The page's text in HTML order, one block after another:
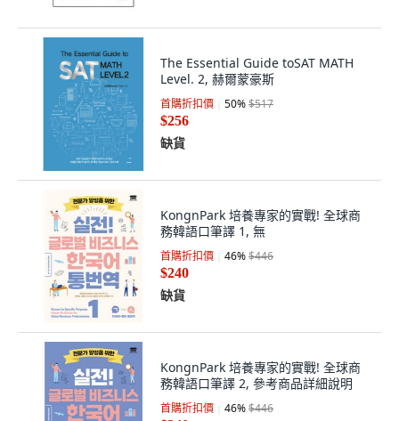
The Essential Guide toSAT MATH
Level. 2, 赫爾蒙豪斯
首購折扣價 50%$517
$256
缺貨
KongnPark 培養專家的實戰! 全球商
務韓語口筆譯 1, 無
首購折扣價 46%$446
$240
缺貨
KongnPark 培養專家的實戰! 全球商
務韓語口筆譯 2, 參考商品詳細說明
首購折扣價 46%$446